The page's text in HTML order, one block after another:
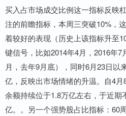
买入占市场成交比例这一指标反映
注的前瞻指标，本周三突破10%，
着较好的表现（历史上该指标升至
键信号，比如2014年4月，2016年7
月，去年9月底），同时6月23日以
亿，反映出市场情绪的升温。自4
余额持续位于1.8万亿左右，于近期
亿。。另一个强势股占比指标：60